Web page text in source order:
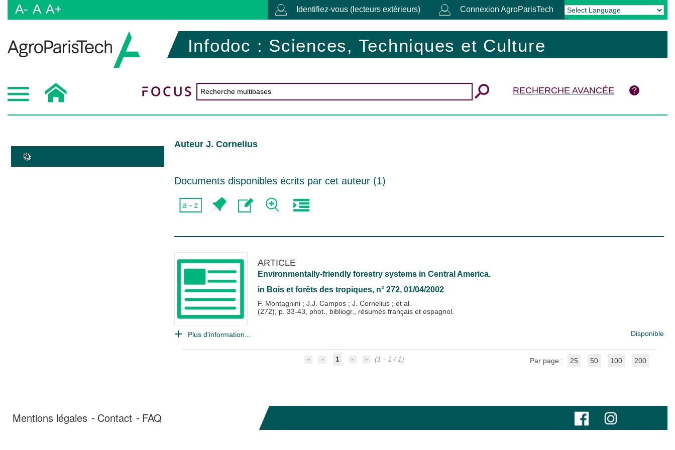
A- A A+ Identifiez-vous (lecteurs extérieurs) Connexion AgroParisTech
Powered by Translate
Infodoc : Sciences, Techniques et Culture
RECHERCHE AVANCÉE
Auteur J. Cornelius
Documents disponibles écrits par cet auteur (1)
ARTICLE
Environmentally-friendly forestry systems in Central America.
in Bois et forêts des tropiques, n° 272, 01/04/2002
F. Montagnini ; J.J. Campos ; J. Cornelius ; et al.
(272), p. 33-43, phot., bibliogr., résumés français et espagnol.
Plus d'information... Disponible
1 (1 - 1 / 1) Par page : 25 50 100 200
Mentions légales Contact FAQ